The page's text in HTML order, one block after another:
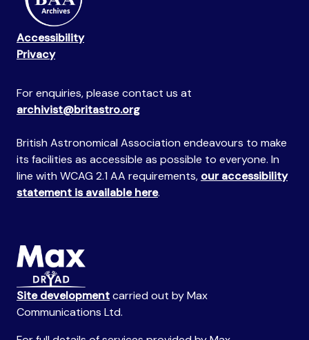
Accessibility
Privacy
For enquiries, please contact us at
archivist@britastro.org
British Astronomical Association endeavours to make
its facilities as accessible as possible to everyone. In
line with WCAG 2.1 AA requirements, our accessibility
statement is available here.
Site developmentcarried out by Max
Communications Ltd.